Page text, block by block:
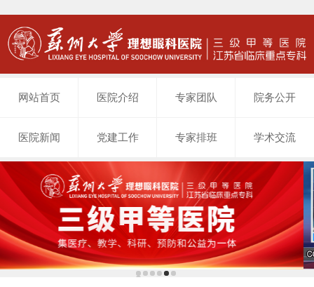
网站首页 医院介绍 专家团队 院务公开
医院新闻 党建工作 专家排班 学术交流